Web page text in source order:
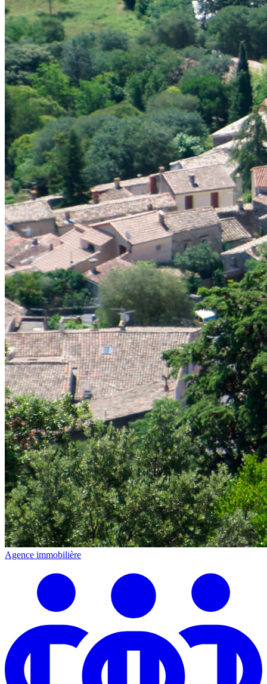
Agence immobilière